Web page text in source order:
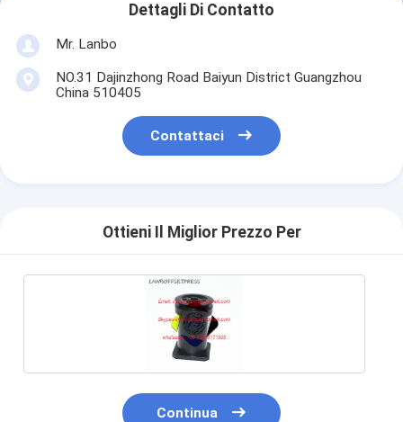
Dettagli Di Contatto
Mr. Lanbo
NO.31 Dajinzhong Road Baiyun District Guangzhou
China 510405
Contattaci
Ottieni Il Miglior Prezzo Per
Continua